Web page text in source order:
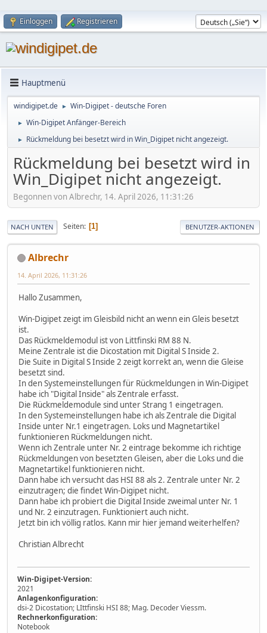
Einloggen Registrieren
Hauptmenü
windigipet.de ► Win-Digipet - deutsche Foren
► Win-Digipet Anfänger-Bereich
► Rückmeldung bei besetzt wird in Win_Digipet nicht angezeigt.
Rückmeldung bei besetzt wird in
Win_Digipet nicht angezeigt.
Begonnen von Albrechr, 14. April 2026, 11:31:26
NACH UNTEN Seiten 1 BENUTZER-AKTIONEN
Albrechr
14. April 2026, 11:31:26
Hallo Zusammen,
Win-Digipet zeigt im Gleisbild nicht an wenn ein Gleis besetzt
ist.
Das Rückmeldemodul ist von Littfinski RM 88 N.
Meine Zentrale ist die Dicostation mit Digital S Inside 2.
Die Suite in Digital S Inside 2 zeigt korrekt an, wenn die Gleise
besetzt sind.
In den Systemeinstellungen für Rückmeldungen in Win-Digipet
habe ich "Digital Inside" als Zentrale erfasst.
Die Rückmeldemodule sind unter Strang 1 eingetragen.
In den Systemeinstellungen habe ich als Zentrale die Digital
Inside unter Nr.1 eingetragen. Loks und Magnetartikel
funktionieren Rückmeldungen nicht.
Wenn ich Zentrale unter Nr. 2 eintrage bekomme ich richtige
Rückmeldungen von besetzten Gleisen, aber die Loks und die
Magnetartikel funktionieren nicht.
Dann habe ich versucht das HSI 88 als 2. Zentrale unter Nr. 2
einzutragen; die findet Win-Digipet nicht.
Dann habe ich probiert die Digital Inside zweimal unter Nr. 1
und Nr. 2 einzutragen. Funktioniert auch nicht.
Jetzt bin ich völlig ratlos. Kann mir hier jemand weiterhelfen?
Christian Albrecht
Win-Digipet-Version:
2021
Anlagenkonfiguration:
dsi-2 Dicostation; LIttfinski HSI 88; Mag. Decoder Viessm.
Rechnerkonfiguration:
Notebook